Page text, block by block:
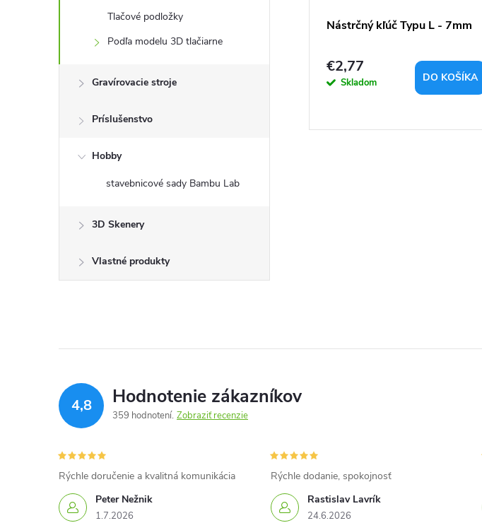
Tlačové podložky
Podľa modelu 3D tlačiarne
Gravírovacie stroje
Príslušenstvo
Hobby
stavebnicové sady Bambu Lab
3D Skenery
Vlastné produkty
DO KOŠÍKA
Zostava Volcano Hotend 24V
Direct - 1,75 mm
Vypredané
Nástrčný kľúč Typu L - 7mm
€2,77
Skladom DO KOŠÍKA
4,8 Hodnotenie zákazníkov
359 hodnotení Zobraziť recenzie
Peter Nežnik
1.7.2026
Rýchle doručenie a kvalitná komunikácia
Rastislav Lavrík
24.6.2026
Rýchle dodanie, spokojnosť